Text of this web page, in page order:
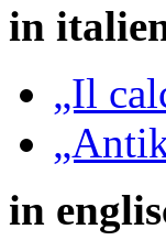
in
„Il
in